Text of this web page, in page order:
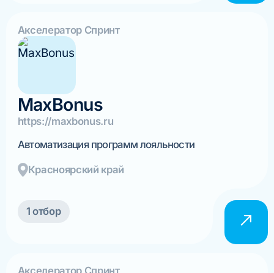
Акселератор Спринт
MaxBonus
https://maxbonus.ru
Автоматизация программ лояльности
Красноярский край
1 отбор